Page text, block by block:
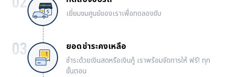
เยี่ยมชมศูนย์ของเราเพื่อทดลองขับ
ยอดชำระคงเหลือ
ชำระด้วยเงินสดหรือเงินกู้ เราพร้อมจัดการให้ ฟรี! ทุก
ขั้นตอน